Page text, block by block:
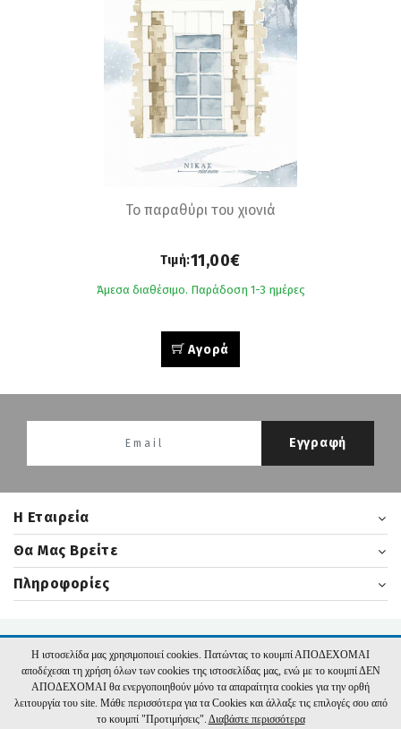
Το παραθύρι του χιονιά
Τιμή:11,00€
Άμεσα διαθέσιμο. Παράδοση 1-3 ημέρες
Αγορά
H Εταιρεία
Εγγραφή
Θα Μας Βρείτε
Πληροφορίες
Η ιστοσελίδα μας χρησιμοποιεί cookies. Πατώντας το κουμπί ΑΠΟΔΕΧΟΜΑΙ
αποδέχεσαι τη χρήση όλων των cookies της ιστοσελίδας μας, ενώ με το κουμπί ΔΕΝ
ΑΠΟΔΕΧΟΜΑΙ θα ενεργοποιηθούν μόνο τα απαραίτητα cookies για την ορθή
λειτουργία του site. Μάθε περισσότερα για τα Cookies και άλλαξε τις επιλογές σου από
το κουμπί "Προτιμήσεις". Διαβάστε περισσότερα